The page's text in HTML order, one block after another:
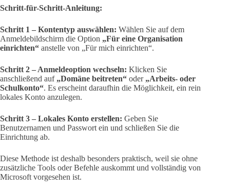
Schritt-für-Schritt-Anleitung:
Schritt 1 – Kontentyp auswählen: Wählen Sie auf dem
Anmeldebildschirm die Option „Für eine Organisation
einrichten“ anstelle von „Für mich einrichten“.
Schritt 2 – Anmeldeoption wechseln: Klicken Sie
anschließend auf „Domäne beitreten“ oder „Arbeits- oder
Schulkonto“. Es erscheint daraufhin die Möglichkeit, ein rein
lokales Konto anzulegen.
Schritt 3 – Lokales Konto erstellen: Geben Sie
Benutzernamen und Passwort ein und schließen Sie die
Einrichtung ab.
Diese Methode ist deshalb besonders praktisch, weil sie ohne
zusätzliche Tools oder Befehle auskommt und vollständig von
Microsoft vorgesehen ist.